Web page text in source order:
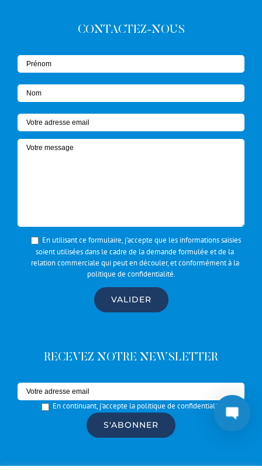
CONTACTEZ-NOUS
En utilisant ce formulaire, j’accepte que les informations saisies
soient utilisées dans le cadre de la demande formulée et de la
relation commerciale qui peut en découler, et conformément à la
politique de confidentialité.
RECEVEZ NOTRE NEWSLETTER
En continuant, j'accepte la politique de confidentialité